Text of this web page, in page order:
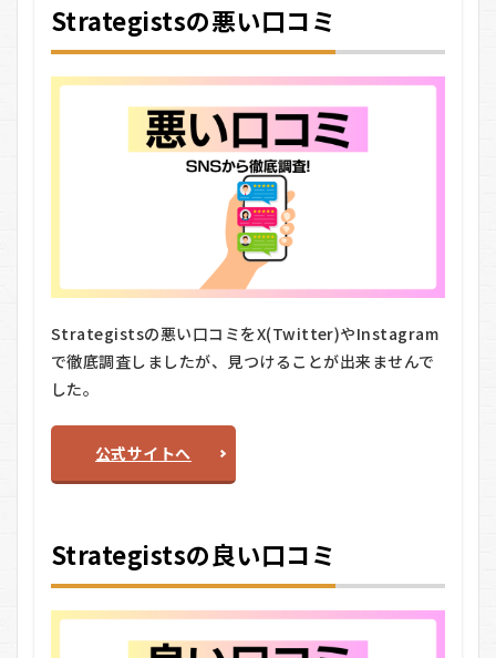
策サ
ポー
内定
のメリッ
ット
5.1
5.2
デメ
6
Strategists
をおすすめ
する人しな
Strategistsの悪い口コミ
Strategistsの悪い口コミをX(Twitter)やInstagram
で徹底調査しましたが、見つけることが出来ませんで
した。
公式サイトへ
Strategistsの良い口コミ